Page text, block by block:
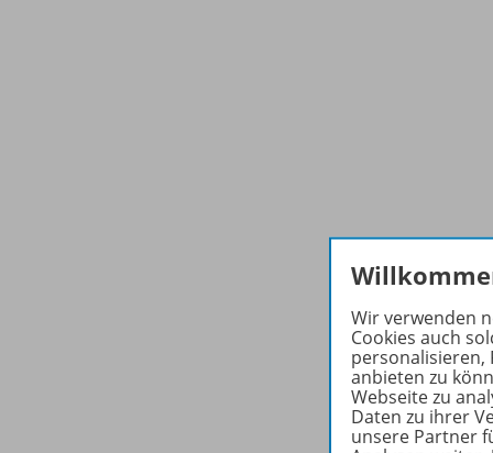
Wir verwenden
Cookies auch
personalisieren,
anbieten zu
Webseite zu
Daten zu ihrer
unsere Partner